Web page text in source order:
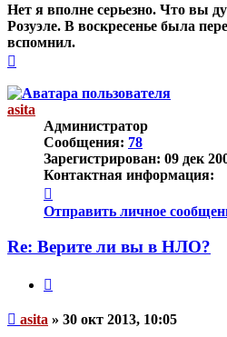
Нет я вполне серьезно. Что вы
Розуэле. В воскресенье была
вспомнил.
началу
asita
Администратор
Сообщения: 78
Зарегистрирован: 09 дек
Контактная информация:
информация
пользователя
Отправить личное
Re: Верите ли вы в НЛО?
Непрочитанное
asita » 30 окт 2013, 10:05